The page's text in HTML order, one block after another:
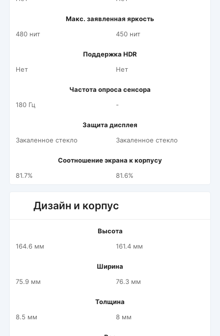
Макс. заявленная яркость
480 нит
450 нит
Поддержка HDR
Нет
Нет
Частота опроса сенсора
180 Гц
-
Защита дисплея
Закаленное стекло
Закаленное стекло
Соотношение экрана к корпусу
81.7%
81.6%
Дизайн и корпус
Высота
164.6 мм
161.4 мм
Ширина
75.9 мм
76.3 мм
Толщина
8.5 мм
8 мм